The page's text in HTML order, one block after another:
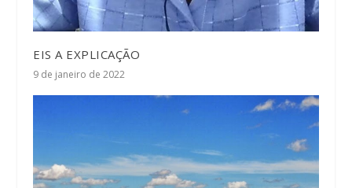
EIS A EXPLICAÇÃO
9 de janeiro de 2022